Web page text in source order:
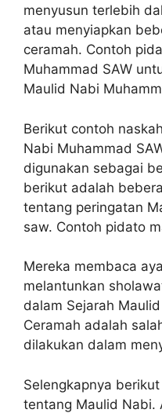
menyusun terlebih
atau menyiapkan
ceramah. Contoh
Muhammad SAW
Maulid Nabi
Berikut contoh
Nabi Muhammad
digunakan sebagai
berikut adalah
tentang peringatan
saw. Contoh pidato
Mereka membaca
melantunkan
dalam Sejarah
Ceramah adalah
dilakukan dalam
Selengkapnya
tentang Maulid Nabi.